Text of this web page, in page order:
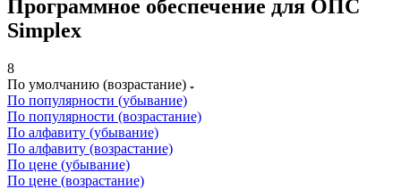
Программное обеспечение для ОПС
Simplex
8
По умолчанию (возрастание)
По популярности (убывание)
По популярности (возрастание)
По алфавиту (убывание)
По алфавиту (возрастание)
По цене (убывание)
По цене (возрастание)